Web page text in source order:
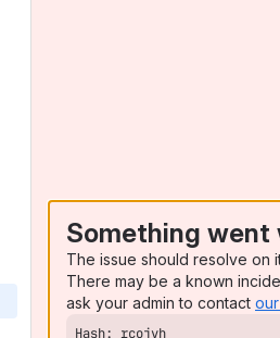
Something went
The issue should resolve on
There may be a known
ask your admin to contact